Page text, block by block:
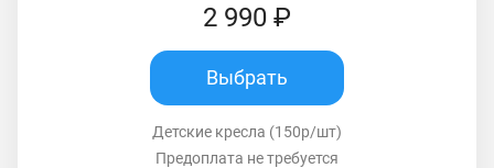
2 990 ₽
Выбрать
Детские кресла (150р/шт)
Предоплата не требуется